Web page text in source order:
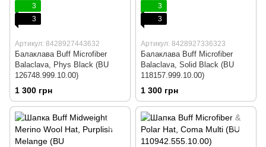
3
3
Артикул: 8428927443632
Балаклава Buff Microfiber
Balaclava, Phys Black (BU
126748.999.10.00)
1 300 грн
3
3
Артикул: 8428927336323
Балаклава Buff Microfiber
Balaclava, Solid Black (BU
118157.999.10.00)
1 300 грн